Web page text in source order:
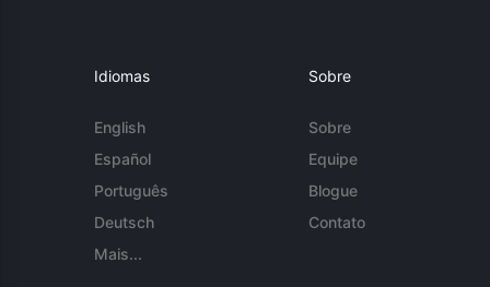
Idiomas
English
Español
Português
Deutsch
Mais...
Sobre
Sobre
Equipe
Blogue
Contato